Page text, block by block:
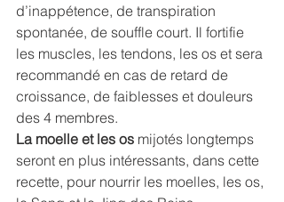
d’inappétence, de transpiration
spontanée, de souffle court. Il fortifie
les muscles, les tendons, les os et sera
recommandé en cas de retard de
croissance, de faiblesses et douleurs
des 4 membres.
La moelle et les os mijotés longtemps
seront en plus intéressants, dans cette
recette, pour nourrir les moelles, les os,